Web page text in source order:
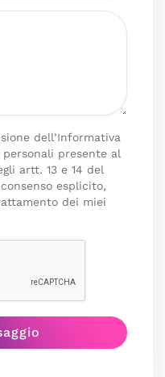
dell’Informativa
presente al
artt. 13 e 14 del
esplicito,
dei miei